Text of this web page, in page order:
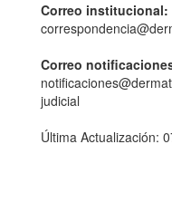
Correo institucional:
Correo
judicial
Última Actualización: